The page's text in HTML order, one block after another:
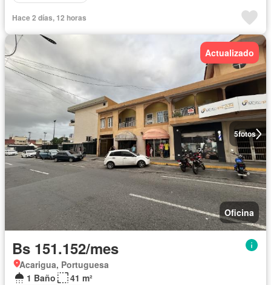
Hace 2 días, 12 horas
5fotos
Actualizado
Oficina
Bs 151.152/mes
Acarigua, Portuguesa
1 Baño
41 m²